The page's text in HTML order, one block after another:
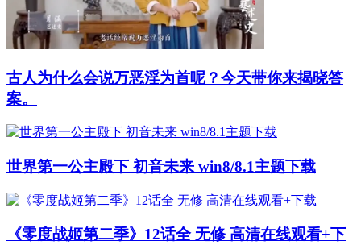
古人为什么会说万恶淫为首呢？今天带你来揭晓答
案。
世界第一公主殿下 初音未来 win8/8.1主题下载
《零度战姬第二季》12话全 无修 高清在线观看+下